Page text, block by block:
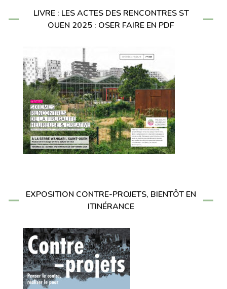
LIVRE : LES ACTES DES RENCONTRES ST
OUEN 2025 : OSER FAIRE EN PDF
EXPOSITION CONTRE-PROJETS, BIENTÔT EN
ITINÉRANCE